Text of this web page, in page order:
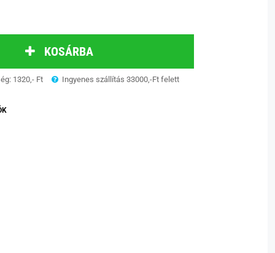
KOSÁRBA
1320,- Ft Ingyenes szállítás 33000,-Ft felett